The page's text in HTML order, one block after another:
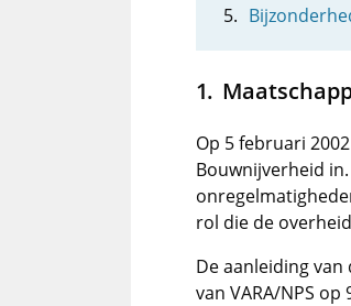
Op 5 februari
Bouwnijverheid
rol die de
De aanleiding
van VARA/NPS